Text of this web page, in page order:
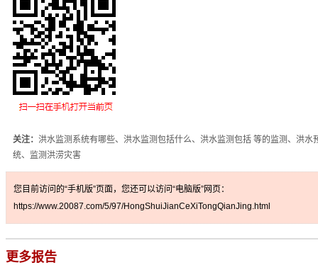
关注： 洪水监测系统有哪些、洪水监测包括什么、洪水监测包括 等的监测、洪水
统、监测洪涝灾害
您目前访问的“手机版”页面，您还可以访问“电脑版”网页：
https://www.20087.com/5/97/HongShuiJianCeXiTongQianJing.html
更多报告